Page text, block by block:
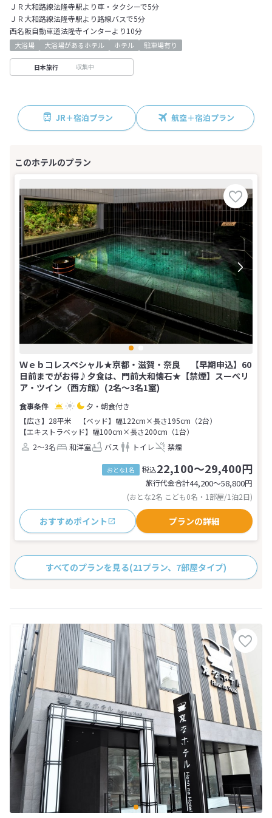
ＪＲ大和路線法隆寺駅より車・タクシーで5分
ＪＲ大和路線法隆寺駅より路線バスで5分
西名阪自動車道法隆寺インターより10分
大浴場 大浴場があるホテル ホテル 駐車場有り
日本旅行 収集中
JR＋宿泊プラン 航空＋宿泊プラン
Ｗｅｂコレスペシャル★京都・滋賀・奈良 【早期申込】60
日前までがお得♪夕食は、門前大和懐石★【禁煙】スーペリ
ア・ツイン（西方館）(2名～3名1室)
夕・朝食付き
【広さ】28平米
【ベッド】幅122cm×長さ195cm（2台）
【エキストラベッド】幅100cm×長さ200cm（1台）
2～3名
和洋室 バス トイレ 禁煙
おとな1名 税込22,100～29,400円
旅行代金合計44,200〜58,800円
(おとな2名 こども0名・1部屋/1泊2日)
おすすめポイント プランの詳細
すべてのプランを見る(21プラン、7部屋タイプ)